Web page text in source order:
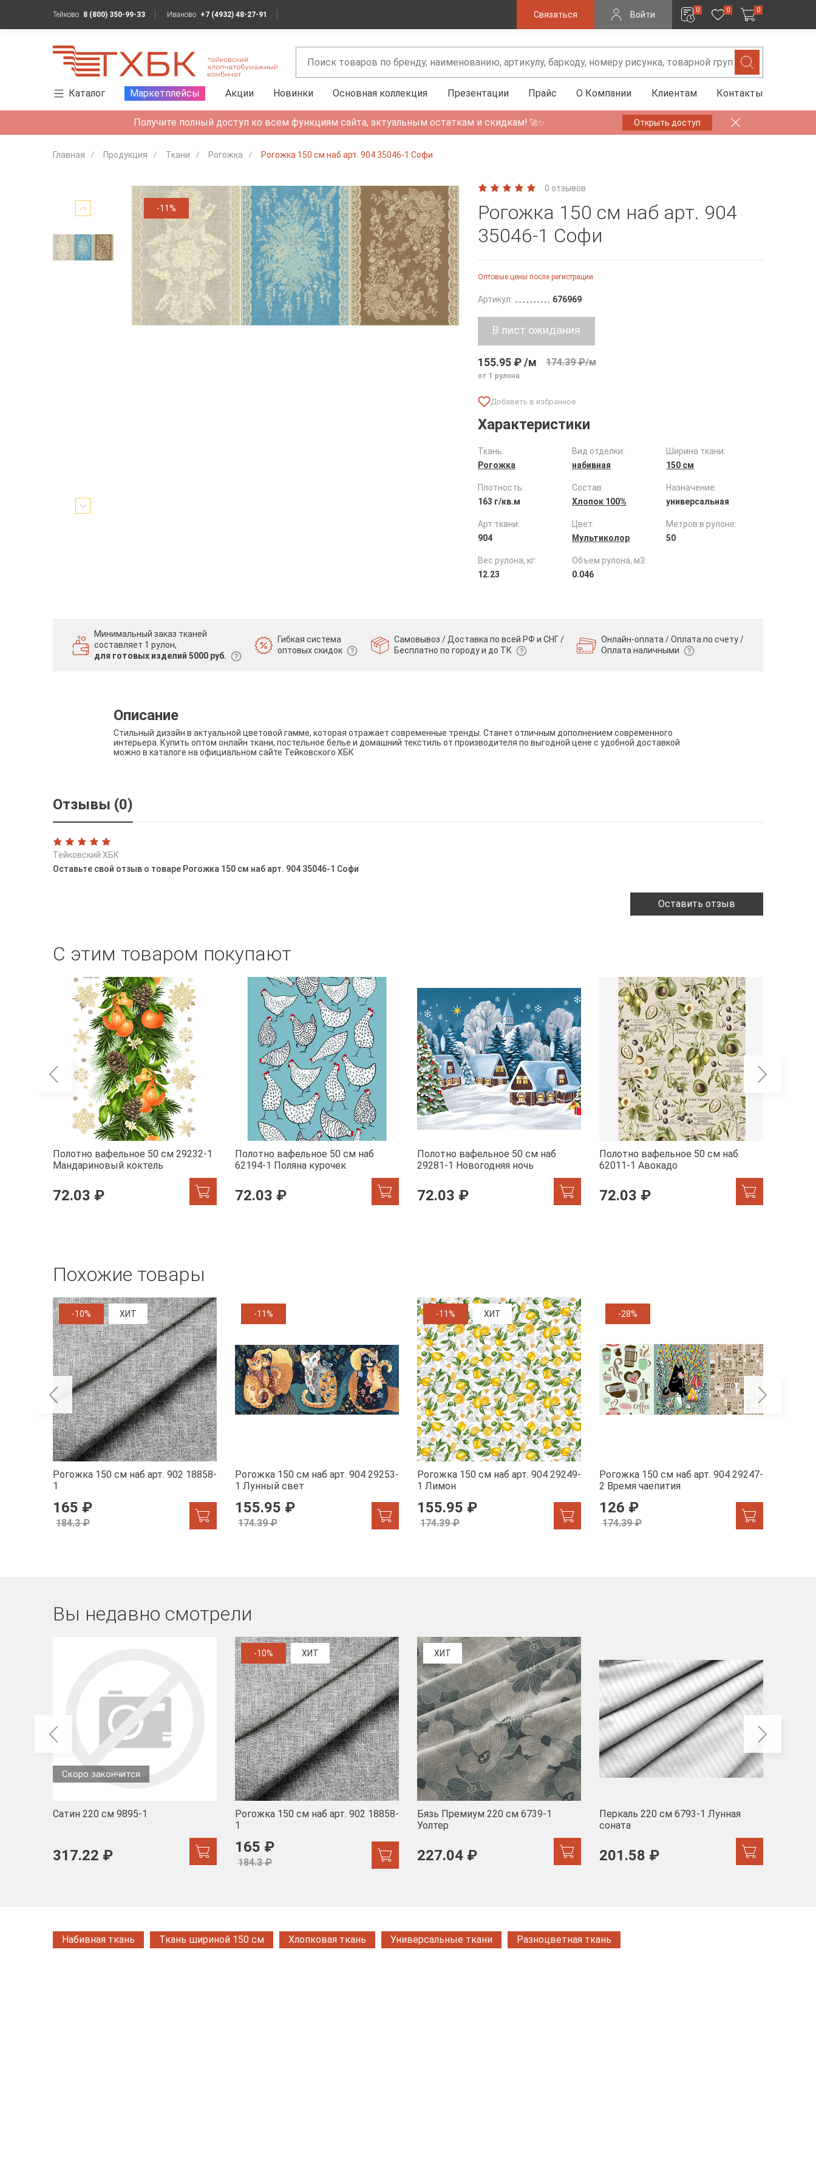
Тейково 8 (800) 350-99-33 Иваново +7 (4932) 48-27-91 Связаться Войти 0 0 0
Каталог Маркетплейсы Акции Новинки Основная коллекция Презентации Прайс О Компании Клиентам Контакты
Получите полный доступ ко всем функциям сайта, актуальным остаткам и скидкам! 🚀✨ Открыть доступ
Главная Продукция Ткани Рогожка Рогожка 150 см наб арт. 904 35046-1 Софи
-11%
0 отзывов
Рогожка 150 см наб арт. 904
35046-1 Софи
Оптовые цены после регистрации
Артикул: 676969
155.95 ₽ /м 174.39 ₽/м
от 1 рулона
Характеристики
Ткань:
Рогожка
Вид отделки:
набивная
Ширина ткани:
150 см
Плотность:
163 г/кв.м
Состав:
Хлопок 100%
Назначение:
универсальная
Арт ткани:
904
Цвет:
Мультиколор
Метров в рулоне:
50
Вес рулона, кг:
12.23
Объем рулона, м3:
0.046
Минимальный заказ тканей
составляет 1 рулон,
для готовых изделий 5000 руб.
Гибкая система
оптовых скидок
Самовывоз / Доставка по всей РФ и СНГ /
Бесплатно по городу и до ТК
Онлайн-оплата / Оплата по счету /
Оплата наличными
Описание
Стильный дизайн в актуальной цветовой гамме, которая отражает современные тренды. Станет отличным дополнением современного
интерьера. Купить оптом онлайн ткани, постельное белье и домашний текстиль от производителя по выгодной цене с удобной доставкой
можно в каталоге на официальном сайте Тейковского ХБК
Отзывы (0)
Тейковский ХБК
Оставьте свой отзыв о товаре Рогожка 150 см наб арт. 904 35046-1 Софи
Оставить отзыв
С этим товаром покупают
Полотно вафельное 50 см 29232-1
Мандариновый коктель
72.03 ₽
Полотно вафельное 50 см наб
62194-1 Поляна курочек
72.03 ₽
Полотно вафельное 50 см наб
29281-1 Новогодняя ночь
72.03 ₽
Полотно вафельное 50 см наб
62011-1 Авокадо
72.03 ₽
Похожие товары
-10% ХИТ
Рогожка 150 см наб арт. 902 18858-
1
165 ₽
184.3 ₽
-11%
Рогожка 150 см наб арт. 904 29253-
1 Лунный свет
155.95 ₽
174.39 ₽
-11% ХИТ
Рогожка 150 см наб арт. 904 29249-
1 Лимон
155.95 ₽
174.39 ₽
-28%
Рогожка 150 см наб арт. 904 29247-
2 Время чаепития
126 ₽
174.39 ₽
Вы недавно смотрели
Скоро закончится
Сатин 220 см 9895-1
317.22 ₽
-10% ХИТ
Рогожка 150 см наб арт. 902 18858-
1
165 ₽
184.3 ₽
ХИТ
Бязь Премиум 220 см 6739-1
Уолтер
227.04 ₽
Перкаль 220 см 6793-1 Лунная
соната
201.58 ₽
Набивная ткань Ткань шириной 150 см Хлопковая ткань Универсальные ткани Разноцветная ткань